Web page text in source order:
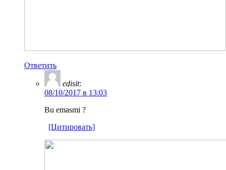
Ответить
edisit:
08/10/2017 в 13:03
Bu emasmi ?
[Цитировать]